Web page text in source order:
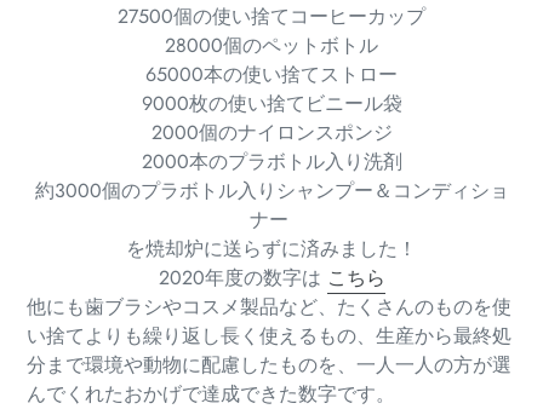
27500個の使い捨てコーヒーカップ
28000個のペットボトル
65000本の使い捨てストロー
9000枚の使い捨てビニール袋
2000個のナイロンスポンジ
2000本のプラボトル入り洗剤
約3000個のプラボトル入りシャンプー＆コンディショ
ナー
を焼却炉に送らずに済みました！
2020年度の数字は こちら
他にも歯ブラシやコスメ製品など、たくさんのものを使
い捨てよりも繰り返し長く使えるもの、生産から最終処
分まで環境や動物に配慮したものを、一人一人の方が選
んでくれたおかげで達成できた数字です。